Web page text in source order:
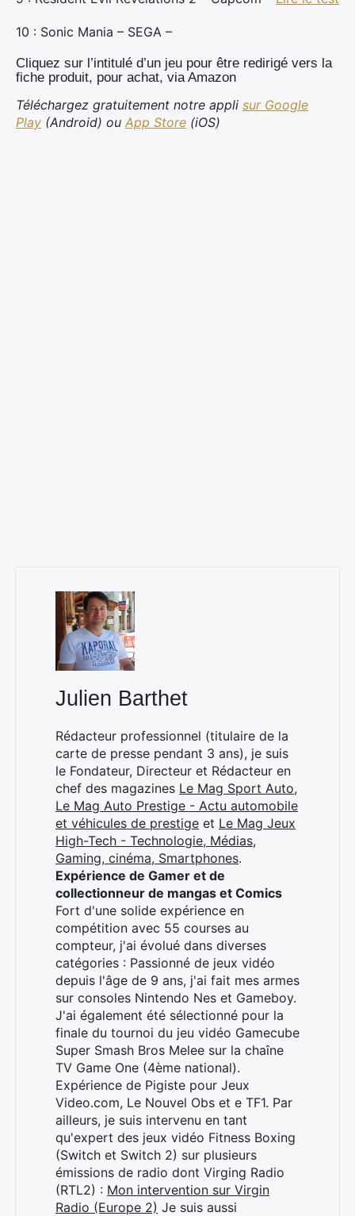
10 : Sonic Mania – SEGA –
Cliquez sur l’intitulé d’un jeu pour être redirigé vers la
fiche produit, pour achat, via Amazon
Téléchargez gratuitement notre appli sur Google
Play (Android) ou App Store (iOS)
Julien Barthet
Rédacteur professionnel (titulaire de la
carte de presse pendant 3 ans), je suis
le Fondateur, Directeur et Rédacteur en
chef des magazines Le Mag Sport Auto,
Le Mag Auto Prestige - Actu automobile
et véhicules de prestige et Le Mag Jeux
High-Tech - Technologie, Médias,
Gaming, cinéma, Smartphones.
Expérience de Gamer et de
collectionneur de mangas et Comics
Fort d'une solide expérience en
compétition avec 55 courses au
compteur, j'ai évolué dans diverses
catégories : Passionné de jeux vidéo
depuis l'âge de 9 ans, j'ai fait mes armes
sur consoles Nintendo Nes et Gameboy.
J'ai également été sélectionné pour la
finale du tournoi du jeu vidéo Gamecube
Super Smash Bros Melee sur la chaîne
TV Game One (4ème national).
Expérience de Pigiste pour Jeux
Video.com, Le Nouvel Obs et e TF1. Par
ailleurs, je suis intervenu en tant
qu'expert des jeux vidéo Fitness Boxing
(Switch et Switch 2) sur plusieurs
émissions de radio dont Virging Radio
(RTL2) : Mon intervention sur Virgin
Radio (Europe 2) Je suis aussi
Rechercher